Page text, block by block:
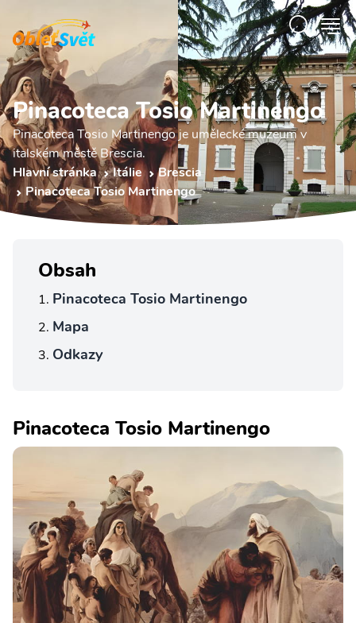
Pinacoteca Tosio Martinengo
Pinacoteca Tosio Martinengo je umělecké muzeum v
italském městě Brescia.
Hlavní stránka
Itálie
Brescia
Pinacoteca Tosio Martinengo
Obsah
Pinacoteca Tosio Martinengo
Mapa
Odkazy
Pinacoteca Tosio Martinengo